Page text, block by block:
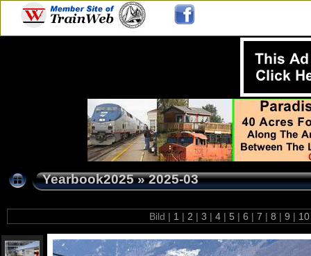
Yearbook2025»2025-03
Bild | 1 | 2 | 3 | 4 | 5 | 6 | 7 | 8 | 9 |